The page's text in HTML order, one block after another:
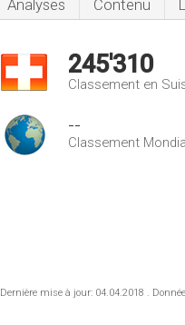
Analyses Contenu
245'310
Classement en
--
Classement
Dernière mise à jour: 04.04.2018 .